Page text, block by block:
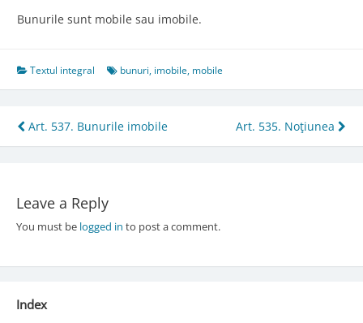
Bunurile sunt mobile sau imobile.
Textul integral bunuri, imobile, mobile
Post
navigation
Art. 537. Bunurile imobile Art. 535. Noţiunea
Leave a Reply
You must be logged in to post a comment.
Index